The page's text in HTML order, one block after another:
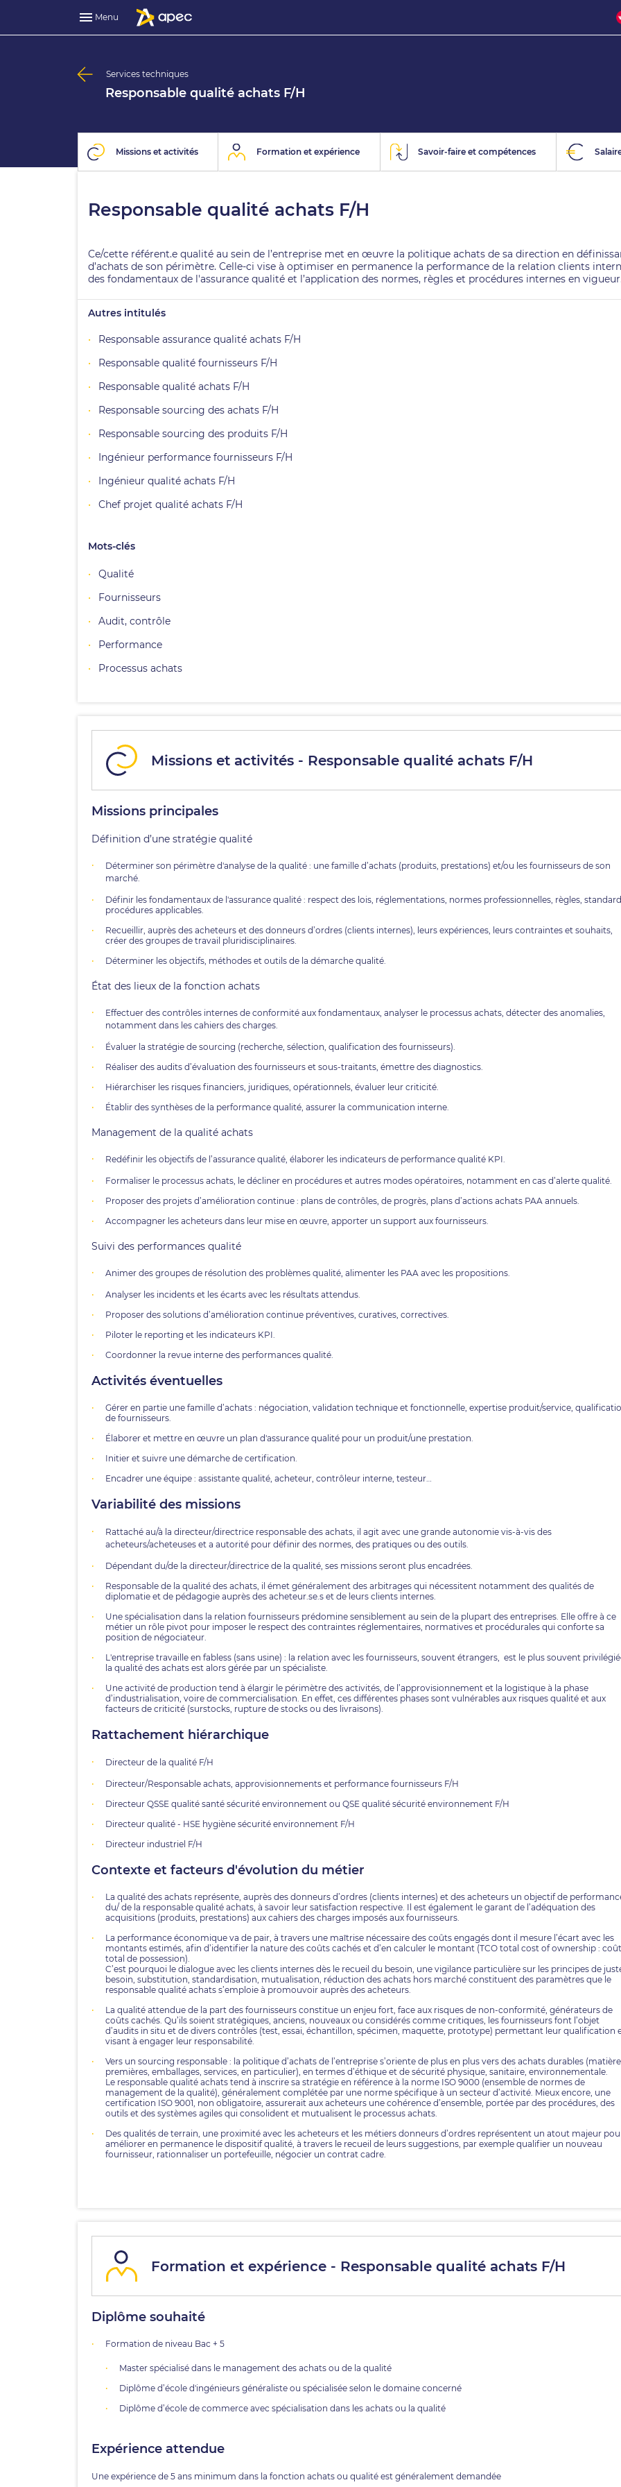
Menu
Services techniques
Responsable qualité achats F/H
Missions et activités Formation et expérience Savoir-faire et compétences
Responsable qualité achats F/H
Ce/cette référent.e qualité au sein de l’entreprise met en œuvre la politique achats de sa direction en
d’achats de son périmètre. Celle-ci vise à optimiser en permanence la performance de la relation clients
des fondamentaux de l'assurance qualité et l’application des normes, règles et procédures internes en
Autres intitulés
Responsable assurance qualité achats F/H
Responsable qualité fournisseurs F/H
Responsable qualité achats F/H
Responsable sourcing des achats F/H
Responsable sourcing des produits F/H
Ingénieur performance fournisseurs F/H
Ingénieur qualité achats F/H
Chef projet qualité achats F/H
Mots-clés
Qualité
Fournisseurs
Audit, contrôle
Performance
Processus achats
Missions et activités - Responsable qualité achats F/H
Missions principales
Définition d’une stratégie qualité
Déterminer son périmètre d'analyse de la qualité : une famille d’achats (produits, prestations) et/ou les fournisseurs de son
marché.
Définir les fondamentaux de l'assurance qualité : respect des lois, réglementations, normes professionnelles, règles,
procédures applicables.
Recueillir, auprès des acheteurs et des donneurs d’ordres (clients internes), leurs expériences, leurs contraintes et souhaits,
créer des groupes de travail pluridisciplinaires.
Déterminer les objectifs, méthodes et outils de la démarche qualité.
État des lieux de la fonction achats
Effectuer des contrôles internes de conformité aux fondamentaux, analyser le processus achats, détecter des anomalies,
notamment dans les cahiers des charges.
Évaluer la stratégie de sourcing (recherche, sélection, qualification des fournisseurs).
Réaliser des audits d’évaluation des fournisseurs et sous-traitants, émettre des diagnostics.
Hiérarchiser les risques financiers, juridiques, opérationnels, évaluer leur criticité.
Établir des synthèses de la performance qualité, assurer la communication interne.
Management de la qualité achats
Redéfinir les objectifs de l’assurance qualité, élaborer les indicateurs de performance qualité KPI.
Formaliser le processus achats, le décliner en procédures et autres modes opératoires, notamment en cas d’alerte qualité.
Proposer des projets d’amélioration continue : plans de contrôles, de progrès, plans d’actions achats PAA annuels.
Accompagner les acheteurs dans leur mise en œuvre, apporter un support aux fournisseurs.
Suivi des performances qualité
Animer des groupes de résolution des problèmes qualité, alimenter les PAA avec les propositions.
Analyser les incidents et les écarts avec les résultats attendus.
Proposer des solutions d’amélioration continue préventives, curatives, correctives.
Piloter le reporting et les indicateurs KPI.
Coordonner la revue interne des performances qualité.
Activités éventuelles
Gérer en partie une famille d’achats : négociation, validation technique et fonctionnelle, expertise produit/service,
de fournisseurs.
Élaborer et mettre en œuvre un plan d'assurance qualité pour un produit/une prestation.
Initier et suivre une démarche de certification.
Encadrer une équipe : assistante qualité, acheteur, contrôleur interne, testeur…
Variabilité des missions
Rattaché au/à la directeur/directrice responsable des achats, il agit avec une grande autonomie vis-à-vis des
acheteurs/acheteuses et a autorité pour définir des normes, des pratiques ou des outils.
Dépendant du/de la directeur/directrice de la qualité, ses missions seront plus encadrées.
Responsable de la qualité des achats, il émet généralement des arbitrages qui nécessitent notamment des qualités de
diplomatie et de pédagogie auprès des acheteur.se.s et de leurs clients internes.
Une spécialisation dans la relation fournisseurs prédomine sensiblement au sein de la plupart des entreprises. Elle offre à ce
métier un rôle pivot pour imposer le respect des contraintes réglementaires, normatives et procédurales qui conforte sa
position de négociateur.
L'entreprise travaille en fabless (sans usine) : la relation avec les fournisseurs, souvent étrangers, est le plus souvent
la qualité des achats est alors gérée par un spécialiste.
Une activité de production tend à élargir le périmètre des activités, de l’approvisionnement et la logistique à la phase
d’industrialisation, voire de commercialisation. En effet, ces différentes phases sont vulnérables aux risques qualité et aux
facteurs de criticité (surstocks, rupture de stocks ou des livraisons).
Rattachement hiérarchique
Directeur de la qualité F/H
Directeur/Responsable achats, approvisionnements et performance fournisseurs F/H
Directeur QSSE qualité santé sécurité environnement ou QSE qualité sécurité environnement F/H
Directeur qualité - HSE hygiène sécurité environnement F/H
Directeur industriel F/H
Contexte et facteurs d'évolution du métier
La qualité des achats représente, auprès des donneurs d’ordres (clients internes) et des acheteurs un objectif de
du/ de la responsable qualité achats, à savoir leur satisfaction respective. Il est également le garant de l’adéquation des
acquisitions (produits, prestations) aux cahiers des charges imposés aux fournisseurs.
La performance économique va de pair, à travers une maîtrise nécessaire des coûts engagés dont il mesure l’écart avec les
montants estimés, afin d’identifier la nature des coûts cachés et d’en calculer le montant (TCO total cost of ownership : coût
total de possession).
C’est pourquoi le dialogue avec les clients internes dès le recueil du besoin, une vigilance particulière sur les principes de
besoin, substitution, standardisation, mutualisation, réduction des achats hors marché constituent des paramètres que le
responsable qualité achats s’emploie à promouvoir auprès des acheteurs.
La qualité attendue de la part des fournisseurs constitue un enjeu fort, face aux risques de non-conformité, générateurs de
coûts cachés. Qu’ils soient stratégiques, anciens, nouveaux ou considérés comme critiques, les fournisseurs font l’objet
d’audits in situ et de divers contrôles (test, essai, échantillon, spécimen, maquette, prototype) permettant leur qualification
visant à engager leur responsabilité.
Vers un sourcing responsable : la politique d’achats de l’entreprise s’oriente de plus en plus vers des achats durables
premières, emballages, services, en particulier), en termes d’éthique et de sécurité physique, sanitaire, environnementale.
Le responsable qualité achats tend à inscrire sa stratégie en référence à la norme ISO 9000 (ensemble de normes de
management de la qualité), généralement complétée par une norme spécifique à un secteur d’activité. Mieux encore, une
certification ISO 9001, non obligatoire, assurerait aux acheteurs une cohérence d’ensemble, portée par des procédures, des
outils et des systèmes agiles qui consolident et mutualisent le processus achats.
Des qualités de terrain, une proximité avec les acheteurs et les métiers donneurs d’ordres représentent un atout majeur
améliorer en permanence le dispositif qualité, à travers le recueil de leurs suggestions, par exemple qualifier un nouveau
fournisseur, rationnaliser un portefeuille, négocier un contrat cadre.
Formation et expérience - Responsable qualité achats F/H
Diplôme souhaité
Formation de niveau Bac + 5
Master spécialisé dans le management des achats ou de la qualité
Diplôme d’école d'ingénieurs généraliste ou spécialisée selon le domaine concerné
Diplôme d’école de commerce avec spécialisation dans les achats ou la qualité
Expérience attendue
Une expérience de 5 ans minimum dans la fonction achats ou qualité est généralement demandée